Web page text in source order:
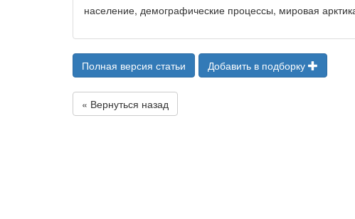
население, демографические процессы, мировая
Полная версия статьи Добавить в подборку
« Вернуться назад